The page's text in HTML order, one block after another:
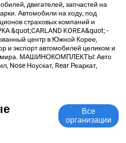
двигателей, запчастей на
Автомобили на ходу, под
страховых компаний и
&quot;CARLAND KOREA&quot; -
центр в Южной Корее,
и экспорт автомобилей целиком и
мира. МАШИНОКОМПЛЕКТЫ: Авто
Nose Ноускат, Rear Реаркат,
Все
организации